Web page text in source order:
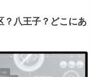
？八王子？どこにあ